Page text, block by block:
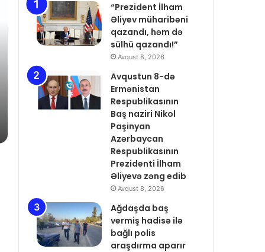
Avqust 7, 2026
Səfir: Azərbaycan Omanla
nəqliyyat əməkdaşlığını
dərinləşdirməyə hazırdır
“Prezident İlham
Əliyev müharibəni
qazandı, həm də
sülhü qazandı!”
Avqust 8, 2026
Avqustun 8-də
Ermənistan
Respublikasının
Baş naziri Nikol
Paşinyan
Azərbaycan
Respublikasının
Prezidenti İlham
Əliyevə zəng edib
Avqust 8, 2026
Ağdaşda baş
vermiş hadisə ilə
bağlı polis
araşdırma aparır